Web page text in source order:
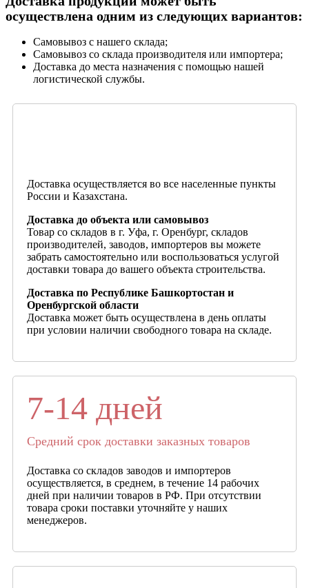
осуществлена одним из следующих вариантов:
Самовывоз с нашего склада;
Самовывоз со склада производителя или импортера;
Доставка до места назначения с помощью нашей
логистической службы.
Доставка осуществляется во все населенные пункты
России и Казахстана.
Доставка до объекта или самовывоз
Товар со складов в г. Уфа, г. Оренбург, складов
производителей, заводов, импортеров вы можете
забрать самостоятельно или воспользоваться услугой
доставки товара до вашего объекта строительства.
Доставка по Республике Башкортостан и
Оренбургской области
Доставка может быть осуществлена в день оплаты
при условии наличии свободного товара на складе.
7-14 дней
Средний срок доставки заказных товаров
Доставка со складов заводов и импортеров
осуществляется, в среднем, в течение 14 рабочих
дней при наличии товаров в РФ. При отсутствии
товара сроки поставки уточняйте у наших
менеджеров.